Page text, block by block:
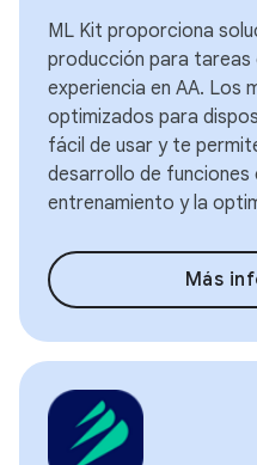
ML Kit proporciona
producción para tareas
experiencia en AA. Los
optimizados para
fácil de usar y te
desarrollo de funciones
entrenamiento y la
Más